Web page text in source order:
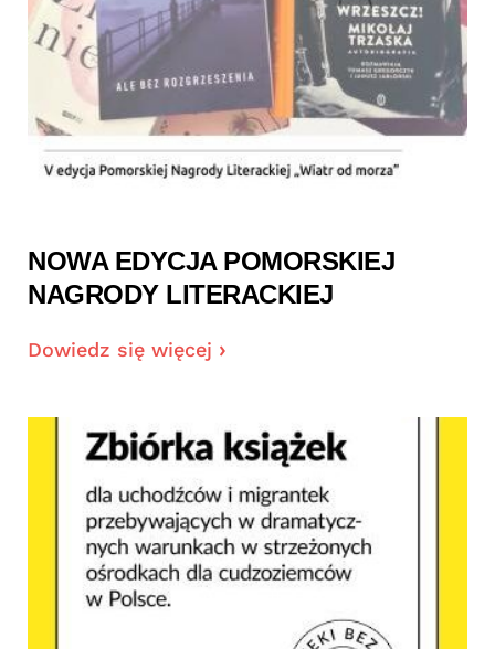
NOWA EDYCJA POMORSKIEJ
NAGRODY LITERACKIEJ
Dowiedz się więcej